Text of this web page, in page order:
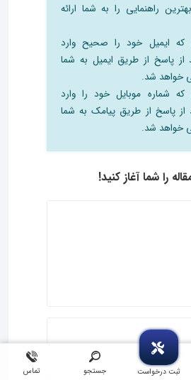
ثبت درخواست جستجو تماس
راهنمایی را به شما ارائه
ایمیل خود را صحیح وارد
از پاسخ از طریق ایمیل به شما
خواهد شد.
شماره موبایل خود را وارد
از پاسخ از طریق پیامک به شما
خواهد شد.
را شما آغاز کنید!